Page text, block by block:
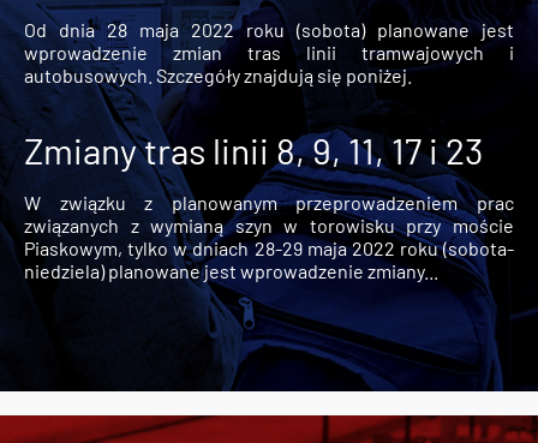
Od dnia 28 maja 2022 roku (sobota) planowane jest
wprowadzenie zmian tras linii tramwajowych i
autobusowych. Szczegóły znajdują się poniżej.
Zmiany tras linii 8, 9, 11, 17 i 23
W związku z planowanym przeprowadzeniem prac
związanych z wymianą szyn w torowisku przy moście
Piaskowym, tylko w dniach 28-29 maja 2022 roku (sobota-
niedziela) planowane jest wprowadzenie zmiany...